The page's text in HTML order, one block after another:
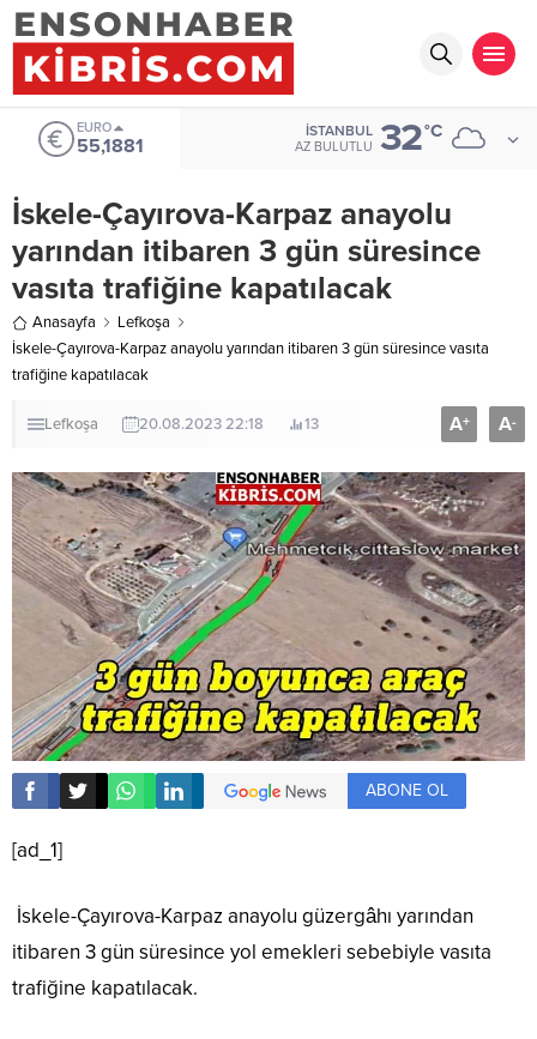
EURO
55,1881
İSTANBUL
AZ BULUTLU 32°C
İskele-Çayırova-Karpaz anayolu
yarından itibaren 3 gün süresince
vasıta trafiğine kapatılacak
Anasayfa
Lefkoşa
İskele-Çayırova-Karpaz anayolu yarından itibaren 3 gün süresince vasıta
trafiğine kapatılacak
Lefkoşa 20.08.2023 22:18 13 A+ A-
ABONE OL
[ad_1]
İskele-Çayırova-Karpaz anayolu güzergâhı yarından
itibaren 3 gün süresince yol emekleri sebebiyle vasıta
trafiğine kapatılacak.